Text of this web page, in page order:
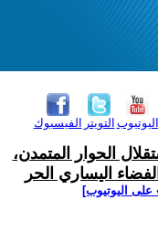
الفيسبوك التويتر اليوتيوب
الحوار المتمدن،
اليساري الحر
اليوتيوب]